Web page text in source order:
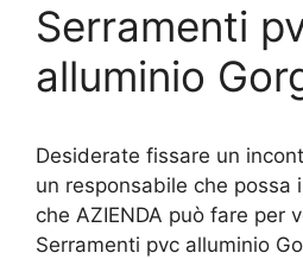
Serramenti
alluminio
Desiderate fissare un
un responsabile che possa
che AZIENDA può fare per
Serramenti pvc alluminio